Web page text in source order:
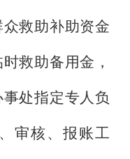
救助补助资金
救助备用金，
处指定专人负
审核、报账工